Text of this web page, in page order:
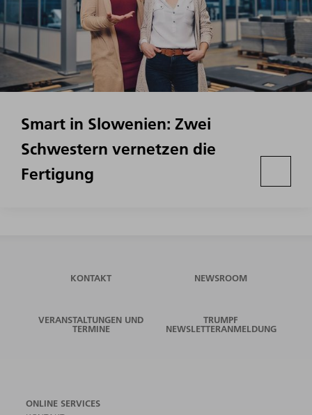
Smart in Slowenien: Zwei
Schwestern vernetzen die
Fertigung
KONTAKT NEWSROOM
VERANSTALTUNGEN UND
TERMINE
TRUMPF
NEWSLETTERANMELDUNG
ONLINE SERVICES